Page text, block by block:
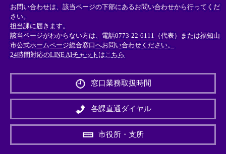
お問い合わせは、該当ページの下部にあるお問い合わせから行ってくだ
さい。
担当課に届きます。
該当ページがわからない方は、電話0773-22-6111（代表）または福知山
市公式ホームページ総合窓口へお問い合わせください。
24時間対応のLINE AIチャットはこちら
外
リ
ン
＞
窓口業務取扱時間
各課直通ダイヤル
市役所・支所